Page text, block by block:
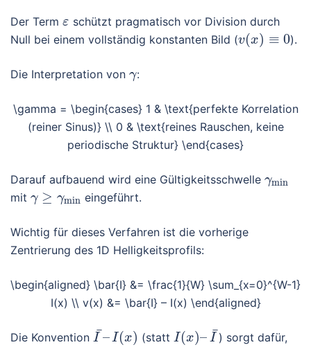
Der Term ε schützt pragmatisch vor Division durch
Null bei einem vollständig konstanten Bild (v(x) ≡ 0).
Die Interpretation von γ:
\gamma = \begin{cases} 1 & \text{perfekte Korrelation
(reiner Sinus)} \\ 0 & \text{reines Rauschen, keine
periodische Struktur} \end{cases}
Darauf aufbauend wird eine Gültigkeitsschwelle γmin
mit γ ≥ γmin eingeführt.
Wichtig für dieses Verfahren ist die vorherige
Zentrierung des 1D Helligkeitsprofils:
\begin{aligned} \bar{I} &= \frac{1}{W} \sum_{x=0}^{W-1}
I(x) \\ v(x) &= \bar{I} – I(x) \end{aligned}
Die Konvention I¯–I (x) (statt I (x)– I¯) sorgt dafür,